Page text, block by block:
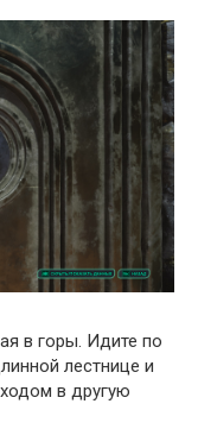
в горы. Идите по
лестнице и
в другую